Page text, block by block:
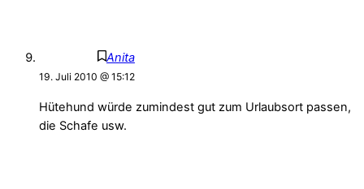
Anita
19. Juli 2010 @ 15:12
Hütehund würde zumindest gut zum Urlaubsort passen,
die Schafe usw.